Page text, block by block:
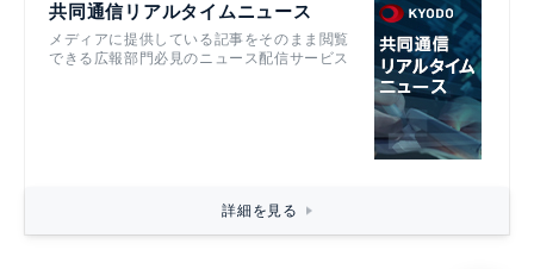
共同通信リアルタイムニュース
メディアに提供している記事をそのまま閲覧
できる広報部門必見のニュース配信サービス
詳細を見る